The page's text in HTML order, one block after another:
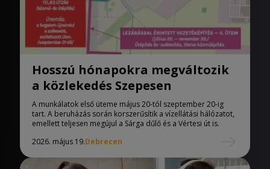
Hosszú hónapokra megváltozik
a közlekedés Szepesen
A munkálatok első üteme május 20-tól szeptember 20-ig
tart. A beruházás során korszerűsítik a vízellátási hálózatot,
emellett teljesen megújul a Sárga dűlő és a Vértesi út is.
2026. május 19.Debrecen